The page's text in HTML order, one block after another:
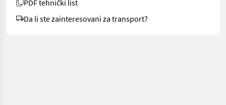
PDF tehnički list
Da li ste zainteresovani za transport?